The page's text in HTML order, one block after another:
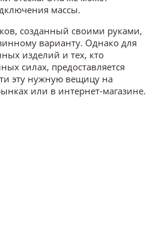
массы.
созданный своими руками,
варианту. Однако для
изделий и тех, кто
силах, предоставляется
эту нужную вещицу на
или в интернет-магазине.